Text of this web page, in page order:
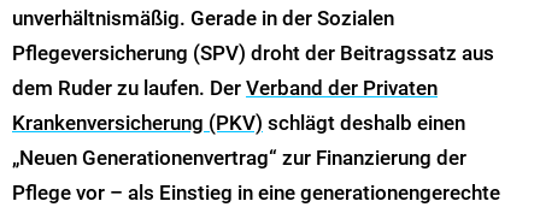
unverhältnismäßig. Gerade in der Sozialen
Pflegeversicherung (SPV) droht der Beitragssatz aus
dem Ruder zu laufen. Der Verband der Privaten
Krankenversicherung (PKV) schlägt deshalb einen
„Neuen Generationenvertrag“ zur Finanzierung der
Pflege vor – als Einstieg in eine generationengerechte